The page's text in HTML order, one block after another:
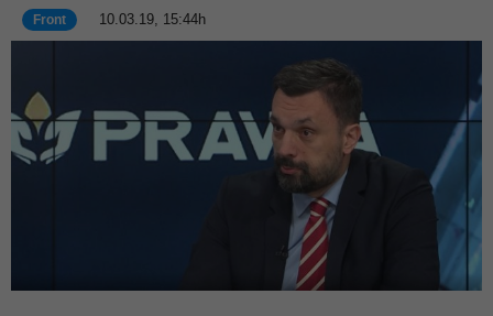
Front 10.03.19, 15:44h